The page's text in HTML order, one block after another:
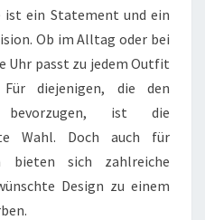
ist ein Statement und ein
Ob im Alltag oder bei
Uhr passt zu jedem Outfit
diejenigen, die den
bevorzugen, ist die
Wahl. Doch auch für
bieten sich zahlreiche
Design zu einem